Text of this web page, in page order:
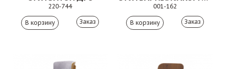
220-744
Заказ
001-162
Заказ